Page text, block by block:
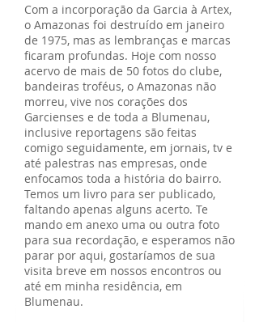
Com a incorporação da Garcia à Artex,
o Amazonas foi destruído em janeiro
de 1975, mas as lembranças e marcas
ficaram profundas. Hoje com nosso
acervo de mais de 50 fotos do clube,
bandeiras troféus, o Amazonas não
morreu, vive nos corações dos
Garcienses e de toda a Blumenau,
inclusive reportagens são feitas
comigo seguidamente, em jornais, tv e
até palestras nas empresas, onde
enfocamos toda a história do bairro.
Temos um livro para ser publicado,
faltando apenas alguns acerto. Te
mando em anexo uma ou outra foto
para sua recordação, e esperamos não
parar por aqui, gostaríamos de sua
visita breve em nossos encontros ou
até em minha residência, em
Blumenau.